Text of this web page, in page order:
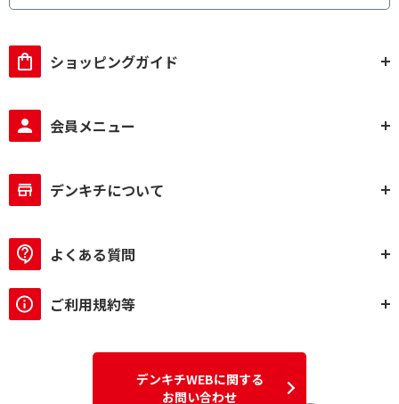
ショッピングガイド
会員メニュー
デンキチについて
よくある質問
ご利用規約等
デンキチWEBに関する
お問い合わせ